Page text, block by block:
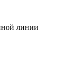
линии